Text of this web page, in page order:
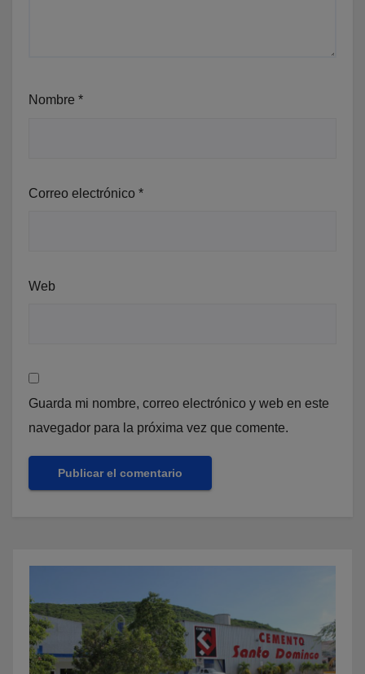
Nombre *
Correo electrónico *
Web
Guarda mi nombre, correo electrónico y web en este
navegador para la próxima vez que comente.